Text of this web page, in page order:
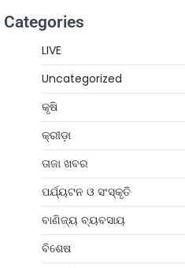
Categories
LIVE
Uncategorized
କୃଷି
କ୍ରୀଡ଼ା
ତାଜା ଖବର
ପର୍ଯ୍ୟଟନ ଓ ସଂସ୍କୃତି
ବାଣିଜ୍ୟ ବ୍ୟବସାୟ
ବିଶେଷ